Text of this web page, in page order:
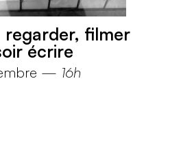
regarder, filmer
écrire
— 16h